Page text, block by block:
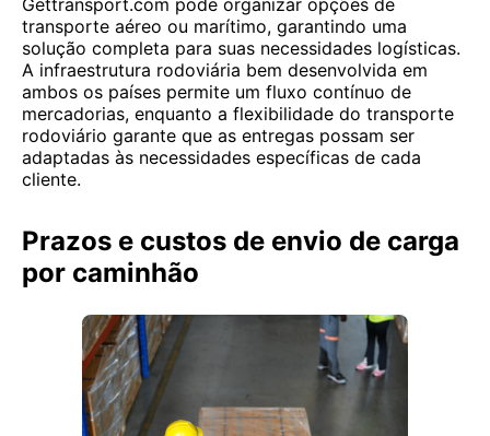
Gettransport.com pode organizar opções de
transporte aéreo ou marítimo, garantindo uma
solução completa para suas necessidades logísticas.
A infraestrutura rodoviária bem desenvolvida em
ambos os países permite um fluxo contínuo de
mercadorias, enquanto a flexibilidade do transporte
rodoviário garante que as entregas possam ser
adaptadas às necessidades específicas de cada
cliente.
Prazos e custos de envio de carga
por caminhão